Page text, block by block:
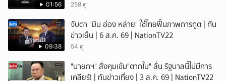
01:56 258 ดู
09:38
จับตา "มิน อ่อง หล่าย" ใช้ไทยฟื้นภาพการทูต | ทัน
ข่าวเย็น | 6 ส.ค. 69 | NationTV22
54 ดู
"นายกฯ" สั่งคุมเข้ม"ตากใบ" ลั่น รัฐบาลนี้ไม่มีการ
เคลียร์! | ทันข่าวเที่ยง | 3 ส.ค. 69 | NationTV22